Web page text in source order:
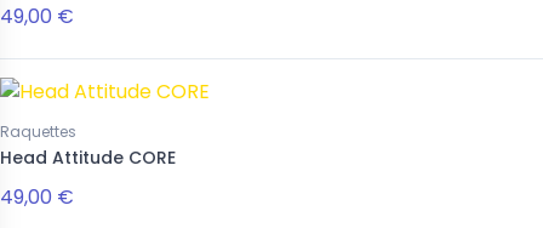
49,00 €
Raquettes
Head Attitude CORE
49,00 €